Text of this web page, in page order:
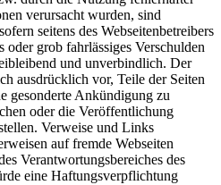
verursacht wurden, sind
seitens des Webseitenbetreibers
grob fahrlässiges Verschulden
und unverbindlich. Der
ausdrücklich vor, Teile der Seiten
gesonderte Ankündigung zu
oder die Veröffentlichung
Verweise und Links
auf fremde Webseiten
Verantwortungsbereiches des
eine Haftungsverpflichtung